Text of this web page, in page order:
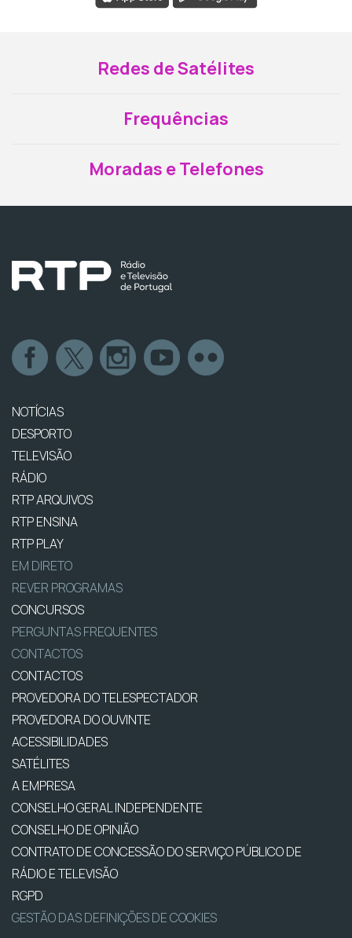
Redes de Satélites
Frequências
Moradas e Telefones
NOTÍCIAS
DESPORTO
TELEVISÃO
RÁDIO
RTP ARQUIVOS
RTP ENSINA
RTP PLAY
EM DIRETO
REVER PROGRAMAS
CONCURSOS
PERGUNTAS FREQUENTES
CONTACTOS
CONTACTOS
PROVEDORA DO TELESPECTADOR
PROVEDORA DO OUVINTE
ACESSIBILIDADES
SATÉLITES
A EMPRESA
CONSELHO GERAL INDEPENDENTE
CONSELHO DE OPINIÃO
CONTRATO DE CONCESSÃO DO SERVIÇO PÚBLICO DE
RÁDIO E TELEVISÃO
RGPD
GESTÃO DAS DEFINIÇÕES DE COOKIES